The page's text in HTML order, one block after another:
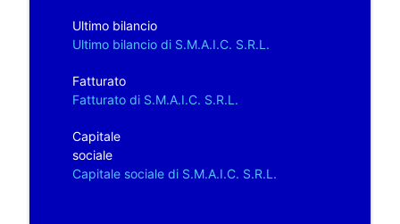
Ultimo bilancio
Ultimo bilancio di S.M.A.I.C. S.R.L.
Fatturato
Fatturato di S.M.A.I.C. S.R.L.
Capitale
sociale
Capitale sociale di S.M.A.I.C. S.R.L.